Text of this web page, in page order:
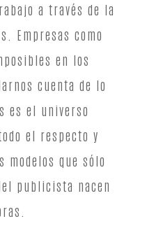
a través de la
Empresas como
en los
cuenta de lo
es el universo
el respecto y
modelos que sólo
publicista nacen